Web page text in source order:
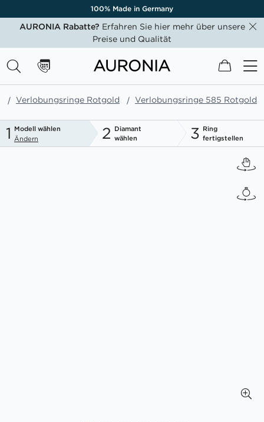
100% Made in Germany
AURONIA Rabatte? Erfahren Sie hier mehr über unsere
Preise und Qualität
Mein
Verlobungsringe Rotgold Verlobungsringe 585 Rotgold
1 Modell wählen
Ändern
2 Diamant
wählen
3 Ring
fertigstellen